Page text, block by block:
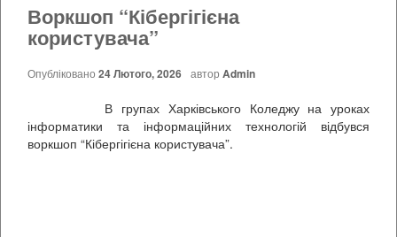
Воркшоп “Кібергігієна
користувача”
Опубліковано 24 Лютого, 2026 автор Admin
В групах Харківського Коледжу на уроках
інформатики та інформаційних технологій відбувся
воркшоп “Кібергігієна користувача”.